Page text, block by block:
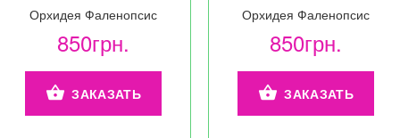
Орхидея Фаленопсис
850грн.
ЗАКАЗАТЬ
Орхидея Фаленопсис
850грн.
ЗАКАЗАТЬ